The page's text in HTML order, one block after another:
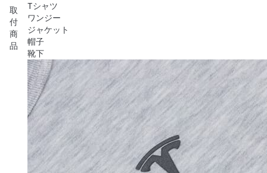
取
付
商
品
Tシャツ
ワンジー
ジャケット
帽子
靴下